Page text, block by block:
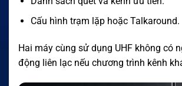
Cấu hình trạm lặp hoặc Talkaround.
Hai máy cùng sử dụng UHF không có
động liên lạc nếu chương trình kênh